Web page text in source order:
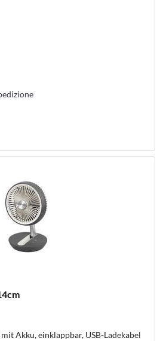
Akku, einklappbar, USB-Ladekabel